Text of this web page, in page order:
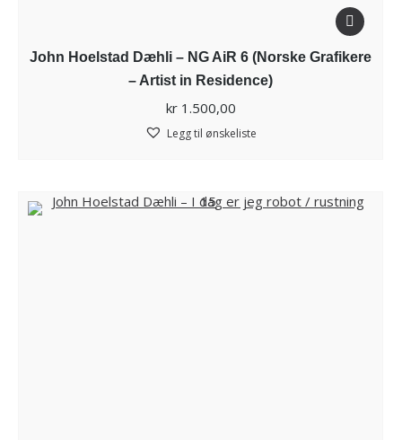
John Hoelstad Dæhli – NG AiR 6 (Norske Grafikere
– Artist in Residence)
kr1.500,00
Legg til ønskeliste